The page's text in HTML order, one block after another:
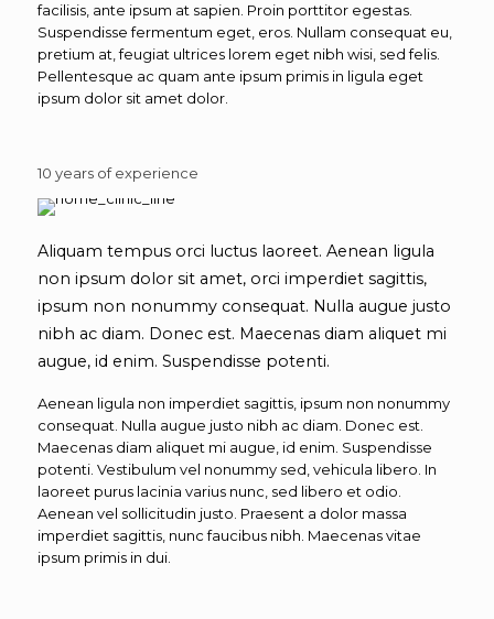
facilisis, ante ipsum at sapien. Proin porttitor egestas.
Suspendisse fermentum eget, eros. Nullam consequat eu,
pretium at, feugiat ultrices lorem eget nibh wisi, sed felis.
Pellentesque ac quam ante ipsum primis in ligula eget
ipsum dolor sit amet dolor.
10 years of experience
Aliquam tempus orci luctus laoreet. Aenean ligula
non ipsum dolor sit amet, orci imperdiet sagittis,
ipsum non nonummy consequat. Nulla augue justo
nibh ac diam. Donec est. Maecenas diam aliquet mi
augue, id enim. Suspendisse potenti.
Aenean ligula non imperdiet sagittis, ipsum non nonummy
consequat. Nulla augue justo nibh ac diam. Donec est.
Maecenas diam aliquet mi augue, id enim. Suspendisse
potenti. Vestibulum vel nonummy sed, vehicula libero. In
laoreet purus lacinia varius nunc, sed libero et odio.
Aenean vel sollicitudin justo. Praesent a dolor massa
imperdiet sagittis, nunc faucibus nibh. Maecenas vitae
ipsum primis in dui.